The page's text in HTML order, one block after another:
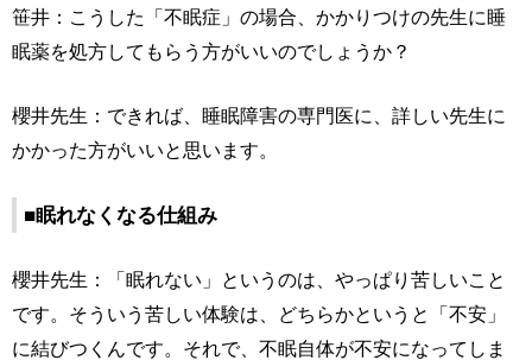
笹井：こうした「不眠症」の場合、かかりつけの先生に睡
眠薬を処方してもらう方がいいのでしょうか？
櫻井先生：できれば、睡眠障害の専門医に、詳しい先生に
かかった方がいいと思います。
■眠れなくなる仕組み
櫻井先生：「眠れない」というのは、やっぱり苦しいこと
です。そういう苦しい体験は、どちらかというと「不安」
に結びつくんです。それで、不眠自体が不安になってしま